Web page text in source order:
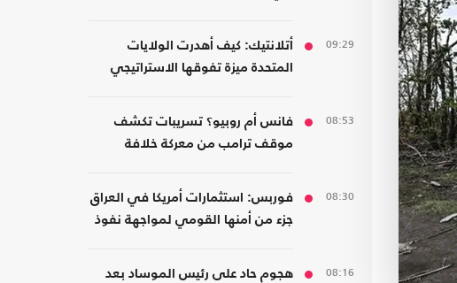
09:29
أتلانتيك: كيف أهدرت الولايات
المتحدة ميزة تفوقها الاستراتيجي
08:53
فانس أم روبيو؟ تسريبات تكشف
موقف ترامب من معركة خلافة
08:30
فوربس: استثمارات أمريكا في العراق
جزء من أمنها القومي لمواجهة نفوذ
08:16
هجوم حاد على رئيس الموساد بعد